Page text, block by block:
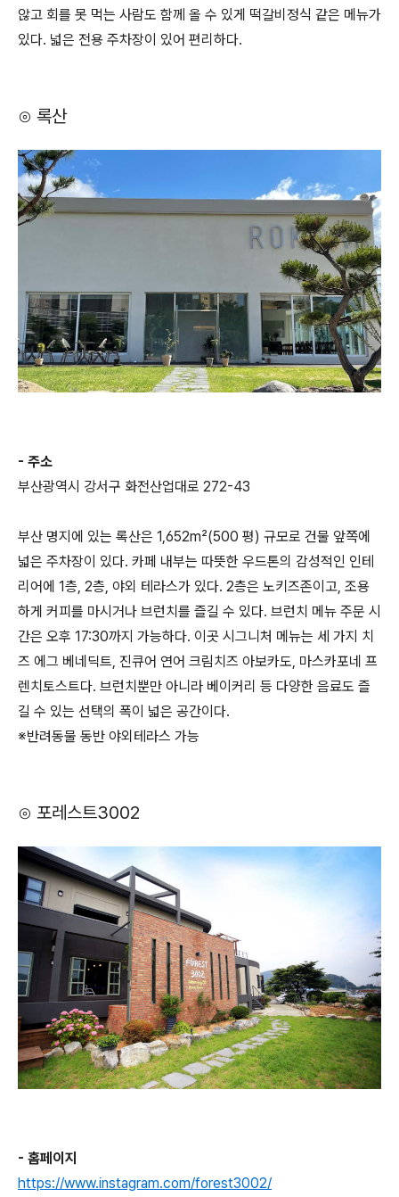
않고 회를 못 먹는 사람도 함께 올 수 있게 떡갈비정식 같은 메뉴가
있다. 넓은 전용 주차장이 있어 편리하다.
⊙ 록산
- 주소
부산광역시 강서구 화전산업대로 272-43
부산 명지에 있는 록산은 1,652m²(500 평) 규모로 건물 앞쪽에
넓은 주차장이 있다. 카페 내부는 따뜻한 우드톤의 감성적인 인테
리어에 1층, 2층, 야외 테라스가 있다. 2층은 노키즈존이고, 조용
하게 커피를 마시거나 브런치를 즐길 수 있다. 브런치 메뉴 주문 시
간은 오후 17:30까지 가능하다. 이곳 시그니처 메뉴는 세 가지 치
즈 에그 베네딕트, 진큐어 연어 크림치즈 아보카도, 마스카포네 프
렌치토스트다. 브런치뿐만 아니라 베이커리 등 다양한 음료도 즐
길 수 있는 선택의 폭이 넓은 공간이다.
※반려동물 동반 야외테라스 가능
⊙ 포레스트3002
- 홈페이지
https://www.instagram.com/forest3002/